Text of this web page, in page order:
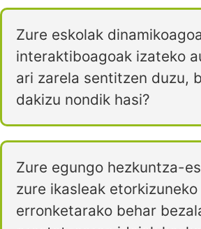
Zure eskolak
interaktiboagoak izateko
ari zarela sentitzen duzu,
dakizu nondik hasi?
Zure egungo hezkuntza-
zure ikasleak etorkizuneko
erronketarako behar